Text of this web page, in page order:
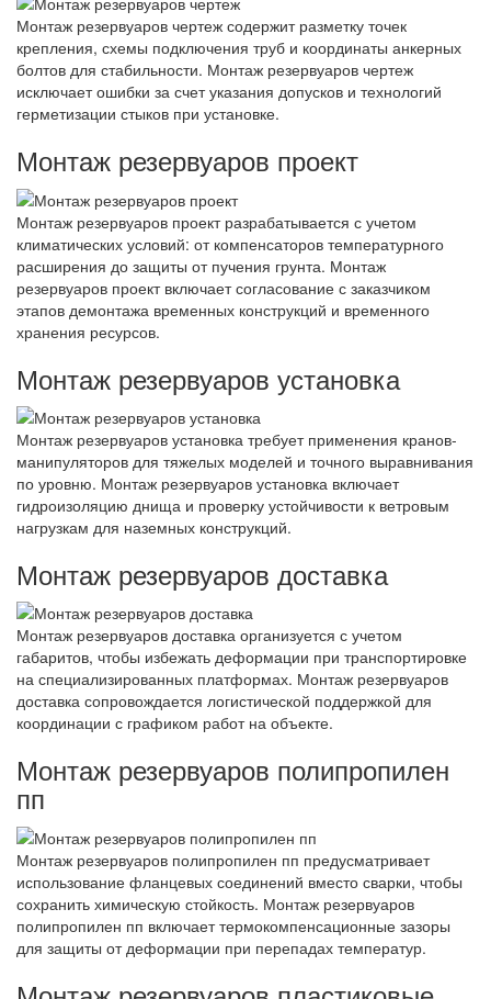
Монтаж резервуаров чертеж содержит разметку точек
крепления, схемы подключения труб и координаты анкерных
болтов для стабильности. Монтаж резервуаров чертеж
исключает ошибки за счет указания допусков и технологий
герметизации стыков при установке.
Монтаж резервуаров проект
Монтаж резервуаров проект разрабатывается с учетом
климатических условий: от компенсаторов температурного
расширения до защиты от пучения грунта. Монтаж
резервуаров проект включает согласование с заказчиком
этапов демонтажа временных конструкций и временного
хранения ресурсов.
Монтаж резервуаров установка
Монтаж резервуаров установка требует применения кранов-
манипуляторов для тяжелых моделей и точного выравнивания
по уровню. Монтаж резервуаров установка включает
гидроизоляцию днища и проверку устойчивости к ветровым
нагрузкам для наземных конструкций.
Монтаж резервуаров доставка
Монтаж резервуаров доставка организуется с учетом
габаритов, чтобы избежать деформации при транспортировке
на специализированных платформах. Монтаж резервуаров
доставка сопровождается логистической поддержкой для
координации с графиком работ на объекте.
Монтаж резервуаров полипропилен
пп
Монтаж резервуаров полипропилен пп предусматривает
использование фланцевых соединений вместо сварки, чтобы
сохранить химическую стойкость. Монтаж резервуаров
полипропилен пп включает термокомпенсационные зазоры
для защиты от деформации при перепадах температур.